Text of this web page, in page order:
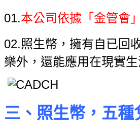
01.本公司依據「金管會
02.照生幣，擁有自已回
樂外，還能應用在現實
三、照生幣，五種